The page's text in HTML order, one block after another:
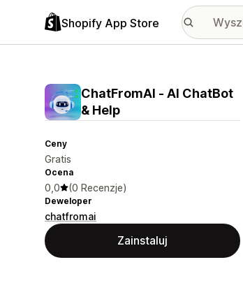
Shopify App Store
ChatFromAI ‑ AI ChatBot
& Help
Ceny
Gratis
Ocena
0,0 (0 Recenzje)
Deweloper
chatfromai
Zainstaluj